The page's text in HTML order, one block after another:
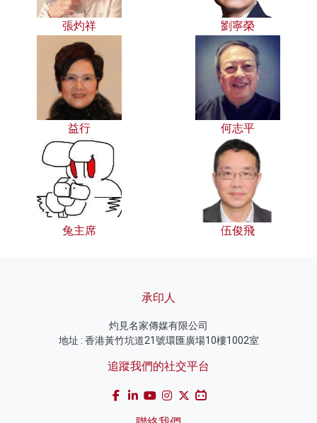
張灼祥 劉寧榮
益行 何志平
兔主席 伍俊飛
承印人
灼見名家傳媒有限公司
地址 : 香港黃竹坑道21號環匯廣場10樓1002室
追蹤我們的社交平台